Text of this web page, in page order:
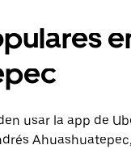
usar la app de